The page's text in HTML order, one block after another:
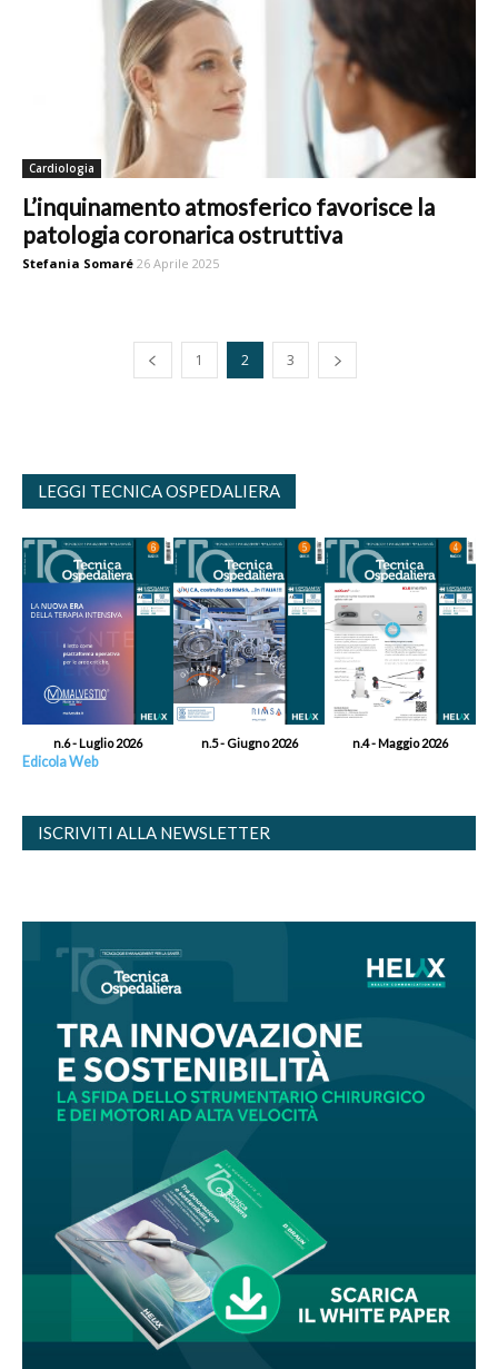
Cardiologia
L’inquinamento atmosferico favorisce la
patologia coronarica ostruttiva
Stefania Somaré 26 Aprile 2025
1 2 3
LEGGI TECNICA OSPEDALIERA
n.6 - Luglio 2026 n.5 - Giugno 2026 n.4 - Maggio 2026
Edicola Web
ISCRIVITI ALLA NEWSLETTER